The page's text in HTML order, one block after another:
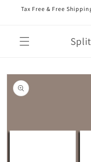
zum
Tax Free & Free